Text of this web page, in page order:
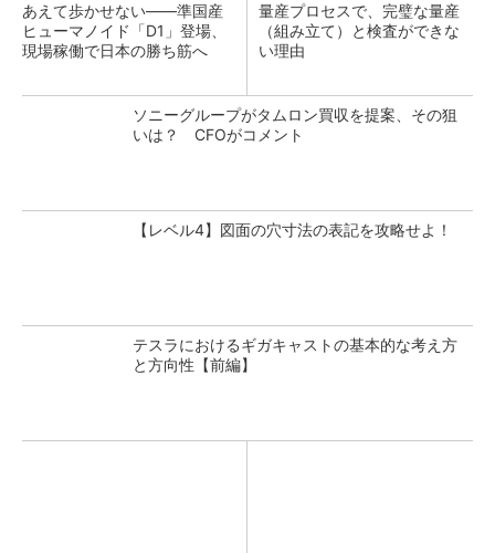
あえて歩かせない――準国産
ヒューマノイド「D1」登場、
現場稼働で日本の勝ち筋へ
量産プロセスで、完璧な量産
（組み立て）と検査ができな
い理由
ソニーグループがタムロン買収を提案、その狙
いは？ CFOがコメント
【レベル4】図面の穴寸法の表記を攻略せよ！
テスラにおけるギガキャストの基本的な考え方
と方向性【前編】